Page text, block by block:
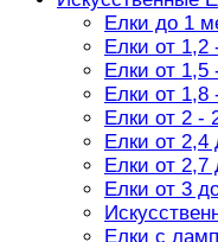
Елки до 1
Елки от 1,2
Елки от 1,5
Елки от 1,8
Елки от 2 -
Елки от 2,4
Елки от 2,7
Елки от 3
Елки с